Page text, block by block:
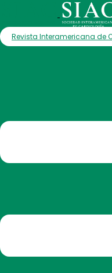
Revista Interamericana de